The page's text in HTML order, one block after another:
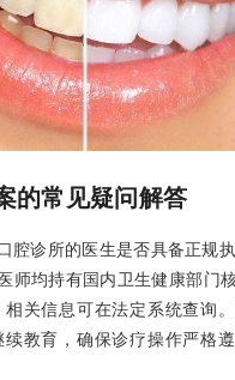
的常见疑问解答
腔诊所的医生是否具备正规
师均持有国内卫生健康部门
关信息可在法定系统查询
教育，确保诊疗操作严格